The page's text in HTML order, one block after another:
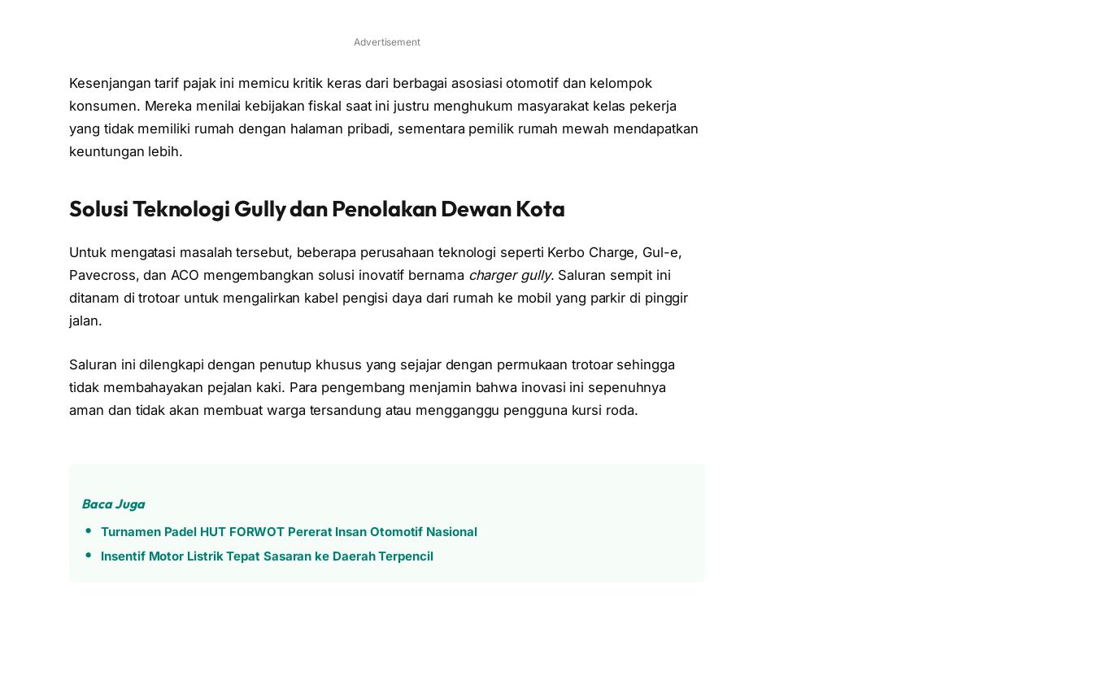
Advertisement
Kesenjangan tarif pajak ini memicu kritik keras dari berbagai asosiasi otomotif dan kelompok
konsumen. Mereka menilai kebijakan fiskal saat ini justru menghukum masyarakat kelas pekerja
yang tidak memiliki rumah dengan halaman pribadi, sementara pemilik rumah mewah mendapatkan
keuntungan lebih.
Solusi Teknologi Gully dan Penolakan Dewan Kota
Untuk mengatasi masalah tersebut, beberapa perusahaan teknologi seperti Kerbo Charge, Gul-e,
Pavecross, dan ACO mengembangkan solusi inovatif bernama charger gully. Saluran sempit ini
ditanam di trotoar untuk mengalirkan kabel pengisi daya dari rumah ke mobil yang parkir di pinggir
jalan.
Saluran ini dilengkapi dengan penutup khusus yang sejajar dengan permukaan trotoar sehingga
tidak membahayakan pejalan kaki. Para pengembang menjamin bahwa inovasi ini sepenuhnya
aman dan tidak akan membuat warga tersandung atau mengganggu pengguna kursi roda.
Baca Juga
Turnamen Padel HUT FORWOT Pererat Insan Otomotif Nasional
Insentif Motor Listrik Tepat Sasaran ke Daerah Terpencil